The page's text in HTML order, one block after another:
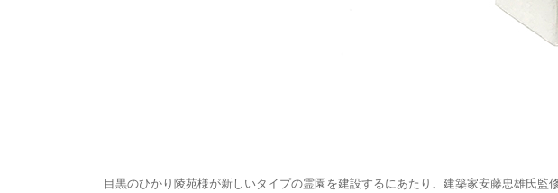
目黒のひかり陵苑様が新しいタイプの霊園を建設するにあたり、建築家安藤忠雄氏